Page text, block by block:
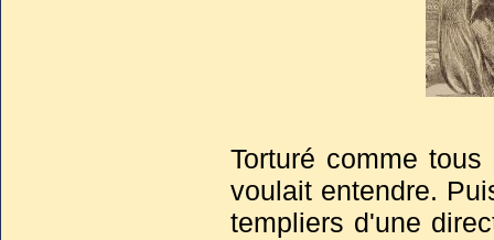
Torturé comme
voulait entendre.
templiers d'une
Discrédités
marqué fin de la
Templiers
Persuadant
croisade,
qu’avaient déjà eu